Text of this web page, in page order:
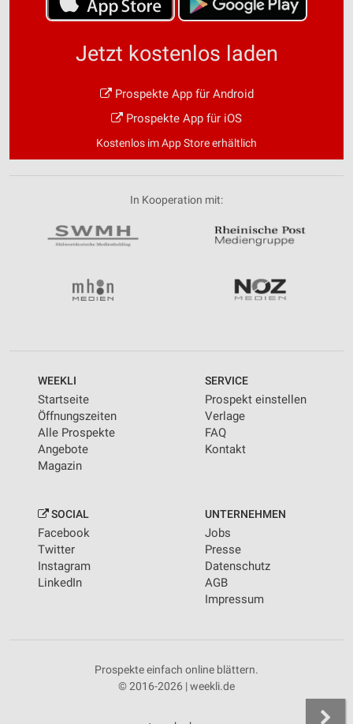
Jetzt kostenlos laden
Prospekte App für Android
Prospekte App für iOS
Kostenlos im App Store erhältlich
In Kooperation mit:
WEEKLI
Startseite
Öffnungszeiten
Alle Prospekte
Angebote
Magazin
SERVICE
Prospekt einstellen
Verlage
FAQ
Kontakt
SOCIAL
Facebook
Twitter
Instagram
LinkedIn
UNTERNEHMEN
Jobs
Presse
Datenschutz
AGB
Impressum
Prospekte einfach online blättern.
© 2016-2026 | weekli.de